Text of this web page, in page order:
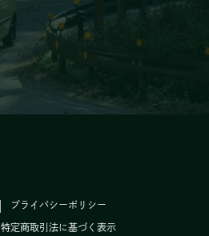
プライバシーポリシー
特定商取引法に基づく表示